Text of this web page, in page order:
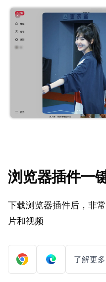
浏览器插件一
下载浏览器插件后，非
片和视频
了解更多